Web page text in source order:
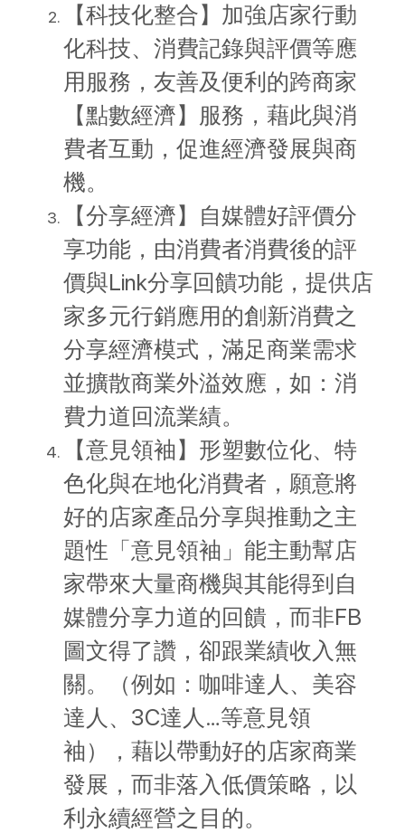
【科技化整合】加強店家行動
化科技、消費記錄與評價等應
用服務，友善及便利的跨商家
【點數經濟】服務，藉此與消
費者互動，促進經濟發展與商
機。
【分享經濟】自媒體好評價分
享功能，由消費者消費後的評
價與Link分享回饋功能，提供店
家多元行銷應用的創新消費之
分享經濟模式，滿足商業需求
並擴散商業外溢效應，如：消
費力道回流業績。
【意見領袖】形塑數位化、特
色化與在地化消費者，願意將
好的店家產品分享與推動之主
題性「意見領袖」能主動幫店
家帶來大量商機與其能得到自
媒體分享力道的回饋，而非FB
圖文得了讚，卻跟業績收入無
關。（例如：咖啡達人、美容
達人、3C達人…等意見領
袖），藉以帶動好的店家商業
發展，而非落入低價策略，以
利永續經營之目的。